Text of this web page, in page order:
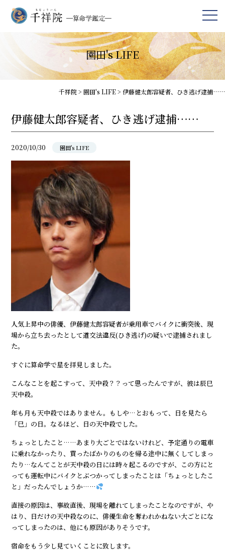
園田's LIFE
千祥院> 園田's LIFE> 伊藤健太郎容疑者、ひき逃げ逮捕……
伊藤健太郎容疑者、ひき逃げ逮捕……
2020/10/30 園田's LIFE
人気上昇中の俳優、伊藤健太郎容疑者が乗用車でバイクに衝突後、現
場から立ち去ったとして道交法違反(ひき逃げ)の疑いで逮捕されまし
た。
すぐに算命学で星を拝見しました。
こんなことを起こすって、天中殺？？って思ったんですが、彼は辰巳
天中殺。
年も月も天中殺ではありません。もしや…とおもって、日を見たら
「巳」の日。なるほど、日の天中殺でした。
ちょっとしたこと……あまり大ごとではないけれど、予定通りの電車
に乗れなかったり、買ったばかりのものを帰る途中に無くしてしまっ
たり…なんてことが天中殺の日には時々起こるのですが、この方にと
っても運転中にバイクとぶつかってしまったことは「ちょっとしたこ
と」だったんでしょうか……
直接の原因は、事故直後、現場を離れてしまったことなのですが、や
はり、日だけの天中殺なのに、俳優生命を奪われかねない大ごとにな
ってしまったのは、他にも原因がありそうです。
宿命をもう少し見ていくことに致します。